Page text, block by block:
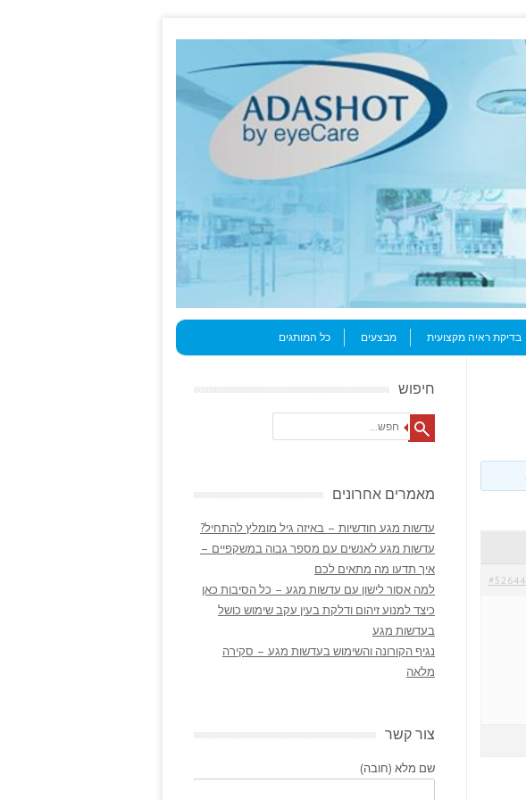
בדיקת ראיה מקצועית מבצעים כל המותגים
#52644
חיפוש
Search
מאמרים אחרונים
עדשות מגע חודשיות – באיזה גיל מומלץ להתחיל?
עדשות מגע לאנשים עם מספר גבוה במשקפיים –
איך תדעו מה מתאים לכם
למה אסור לישון עם עדשות מגע – כל הסיבות כאן
כיצד למנוע זיהום ודלקת בעין עקב שימוש כושל
בעדשות מגע
נגיף הקורונה והשימוש בעדשות מגע – סקירה
מלאה
צור קשר
שם מלא (חובה)